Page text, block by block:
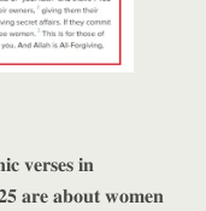
𝐯𝐞𝐫𝐬𝐞𝐬 𝐢𝐧
𝐚𝐫𝐞 𝐚𝐛𝐨𝐮𝐭 𝐰𝐨𝐦𝐞𝐧